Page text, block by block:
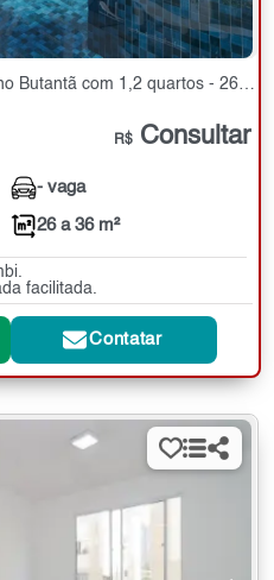
com 1,2 quartos - 26 a 36 m²
R$ Consultar
- vaga
26 a 36 m²
facilitada.
Contatar